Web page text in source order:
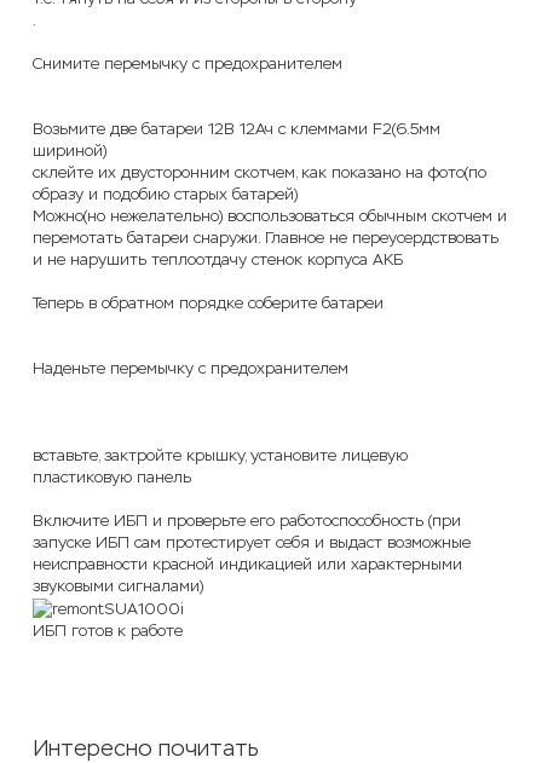
.
Снимите перемычку с предохранителем
Возьмите две батареи 12В 12Ач с клеммами F2(6.5мм
шириной)
склейте их двусторонним скотчем, как показано на фото(по
образу и подобию старых батарей)
Можно(но нежелательно) воспользоваться обычным скотчем и
перемотать батареи снаружи. Главное не переусердствовать
и не нарушить теплоотдачу стенок корпуса АКБ
Теперь в обратном порядке соберите батареи
Наденьте перемычку с предохранителем
вставьте, зактройте крышку, установите лицевую
пластиковую панель
Включите ИБП и проверьте его работоспособность (при
запуске ИБП сам протестирует себя и выдаст возможные
неисправности красной индикацией или характерными
звуковыми сигналами)
ИБП готов к работе
Интересно почитать